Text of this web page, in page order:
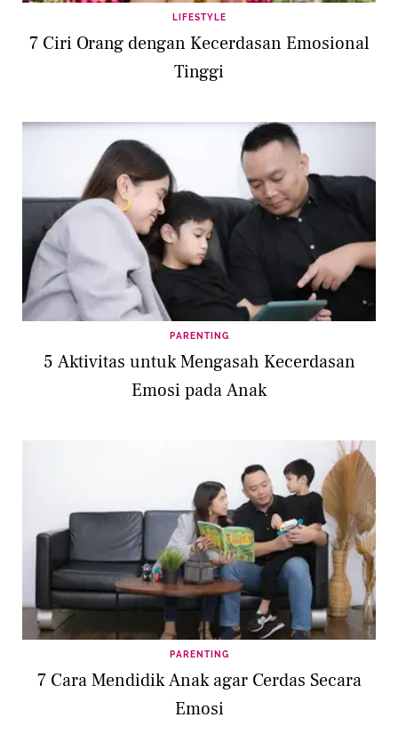
LIFESTYLE
7 Ciri Orang dengan Kecerdasan Emosional
Tinggi
PARENTING
5 Aktivitas untuk Mengasah Kecerdasan
Emosi pada Anak
PARENTING
7 Cara Mendidik Anak agar Cerdas Secara
Emosi